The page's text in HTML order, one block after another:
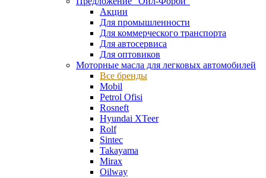
Акции
Для промышленности
Для коммерческого транспорта
Для автосервиса
Для оптовиков
Моторные масла для легковых автомобилей
Все бренды
Mobil
Petrol Ofisi
Rosneft
Hyundai XTeer
Rolf
Sintec
Takayama
Mirax
Oilway